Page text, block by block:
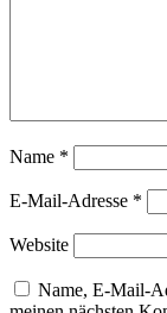
Name *
E-Mail-Adresse *
Website
Name, E-Mail-